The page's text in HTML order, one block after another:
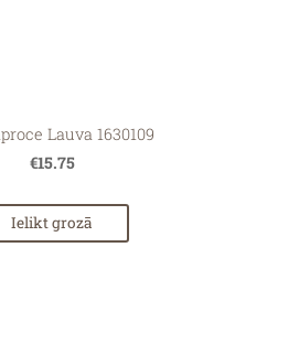
Lauva 1630109
€15.75
Ielikt grozā